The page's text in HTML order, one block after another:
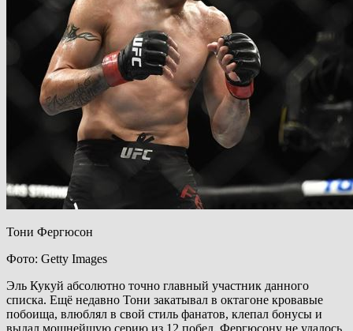
Тони Фергюсон
Фото: Getty Images
Эль Кукуй абсолютно точно главный участник данного
списка. Ещё недавно Тони закатывал в октагоне кровавые
побоища, влюблял в свой стиль фанатов, клепал бонусы и
выдал мощнейшую серию из 12 побед. Фергюсону не удалось